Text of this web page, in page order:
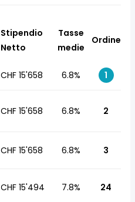
Stipendio
Netto
Tasse
medie
Ordine
CHF 15'658 6.8% 1
CHF 15'658 6.8% 2
CHF 15'658 6.8% 3
CHF 15'494 7.8% 24